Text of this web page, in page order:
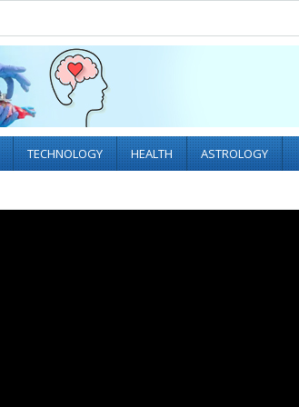
TECHNOLOGY HEALTH ASTROLOGY